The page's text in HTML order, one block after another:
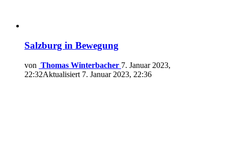
Salzburg in Bewegung
von Thomas Winterbacher 7. Januar 2023,
22:32Aktualisiert 7. Januar 2023, 22:36